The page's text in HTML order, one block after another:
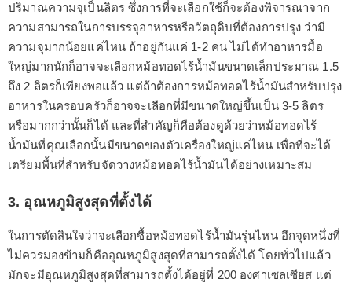
ปริมาณความจุเป็นลิตร ซึ่งการที่จะเลือกใช้ก็จะต้องพิจารณาจาก
ความสามารถในการบรรจุอาหารหรือวัตถุดิบที่ต้องการปรุง ว่ามี
ความจุมากน้อยแค่ไหน ถ้าอยู่กันแค่ 1-2 คน ไม่ได้ทำอาหารมื้อ
ใหญ่มากนักก็อาจจะเลือกหม้อทอดไร้น้ำมันขนาดเล็กประมาณ 1.5
ถึง 2 ลิตรก็เพียงพอแล้ว แต่ถ้าต้องการหม้อทอดไร้น้ำมันสำหรับปรุง
อาหารในครอบครัวก็อาจจะเลือกที่มีขนาดใหญ่ขึ้นเป็น 3-5 ลิตร
หรือมากกว่านั้นก็ได้ และที่สำคัญก็คือต้องดูด้วยว่าหม้อทอดไร้
น้ำมันที่คุณเลือกนั้นมีขนาดของตัวเครื่องใหญ่แค่ไหน เพื่อที่จะได้
เตรียมพื้นที่สำหรับจัดวางหม้อทอดไร้น้ำมันได้อย่างเหมาะสม
3. อุณหภูมิสูงสุดที่ตั้งได้
ในการตัดสินใจว่าจะเลือกซื้อหม้อทอดไร้น้ำมันรุ่นไหน อีกจุดหนึ่งที่
ไม่ควรมองข้ามก็คืออุณหภูมิสูงสุดที่สามารถตั้งได้ โดยทั่วไปแล้ว
มักจะมีอุณหภูมิสูงสุดที่สามารถตั้งได้อยู่ที่ 200 องศาเซลเซียส แต่